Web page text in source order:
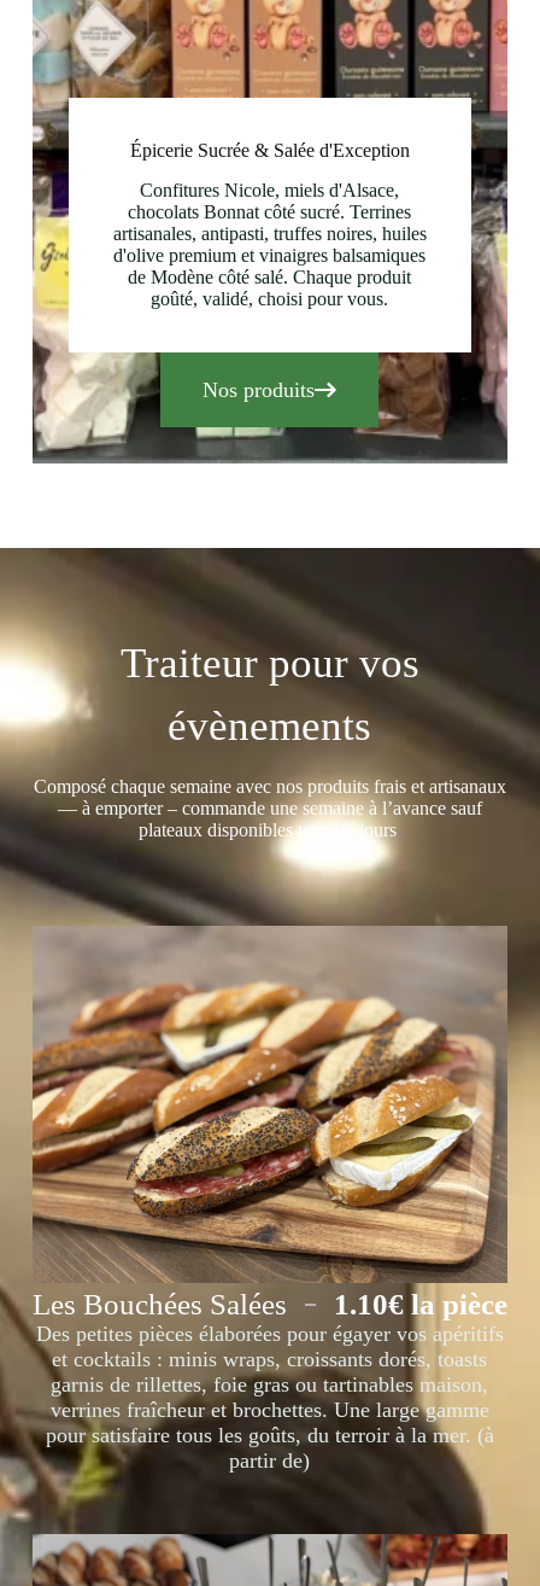
Épicerie Sucrée & Salée d'Exception
Confitures Nicole, miels d'Alsace,
chocolats Bonnat côté sucré. Terrines
artisanales, antipasti, truffes noires, huiles
d'olive premium et vinaigres balsamiques
de Modène côté salé. Chaque produit
goûté, validé, choisi pour vous.
Nos produits
Traiteur pour vos
évènements
Composé chaque semaine avec nos produits frais et artisanaux
— à emporter – commande une semaine à l’avance sauf
plateaux disponibles tous les jours
Les Bouchées Salées 1.10€ la pièce
Des petites pièces élaborées pour égayer vos apéritifs
et cocktails : minis wraps, croissants dorés, toasts
garnis de rillettes, foie gras ou tartinables maison,
verrines fraîcheur et brochettes. Une large gamme
pour satisfaire tous les goûts, du terroir à la mer. (à
partir de)